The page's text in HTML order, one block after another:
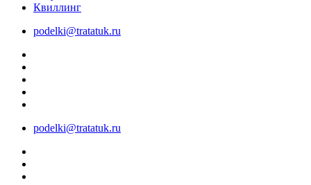
Квиллинг
podelki@tratatuk.ru
podelki@tratatuk.ru